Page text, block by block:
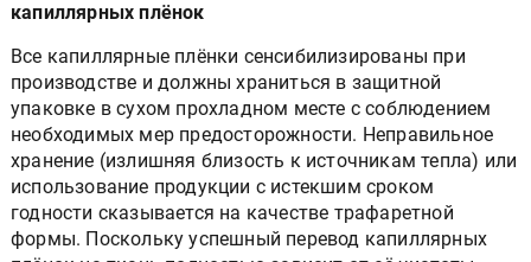
капиллярных плёнок
Все капиллярные плёнки сенсибилизированы при
производстве и должны храниться в защитной
упаковке в сухом прохладном месте с соблюдением
необходимых мер предосторожности. Неправильное
хранение (излишняя близость к источникам тепла) или
использование продукции с истекшим сроком
годности сказывается на качестве трафаретной
формы. Поскольку успешный перевод капиллярных